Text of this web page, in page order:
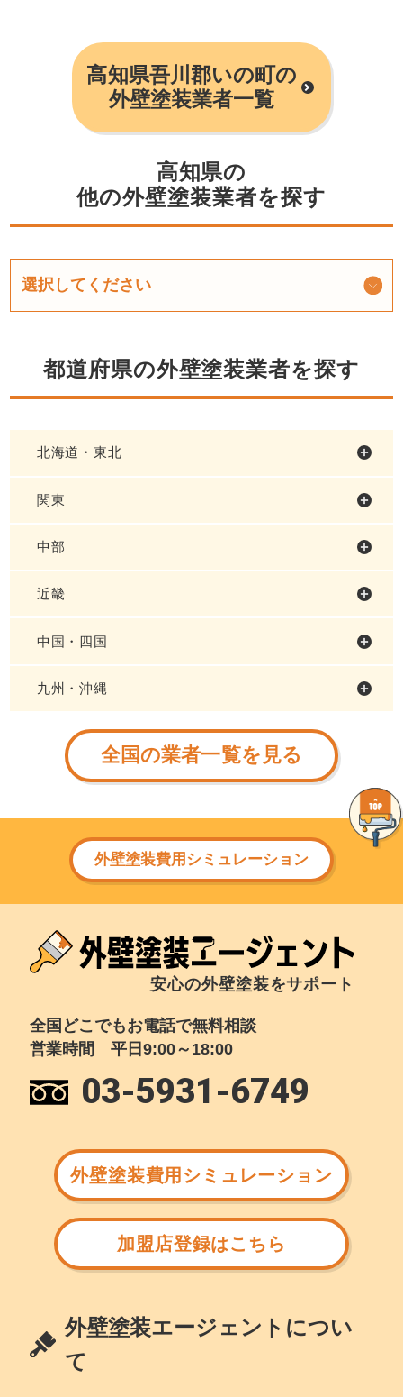
高知県吾川郡いの町の
外壁塗装業者一覧
高知県の
他の外壁塗装業者を探す
都道府県の外壁塗装業者を探す
北海道・東北
関東
中部
近畿
中国・四国
九州・沖縄
全国の業者一覧を見る
外壁塗装費用シミュレーション
安心の外壁塗装をサポート
全国どこでもお電話で無料相談
営業時間 平日9:00～18:00
03-5931-6749
外壁塗装費用シミュレーション
加盟店登録はこちら
外壁塗装エージェントについ
て